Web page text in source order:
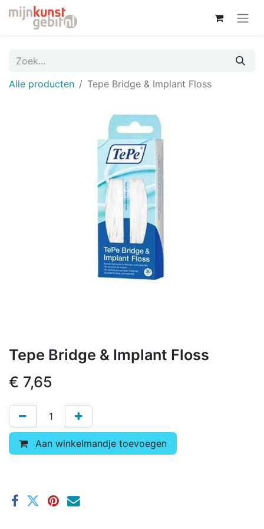
Alle producten Tepe Bridge & Implant Floss
Tepe Bridge & Implant Floss
€ 7,65
Aan winkelmandje toevoegen